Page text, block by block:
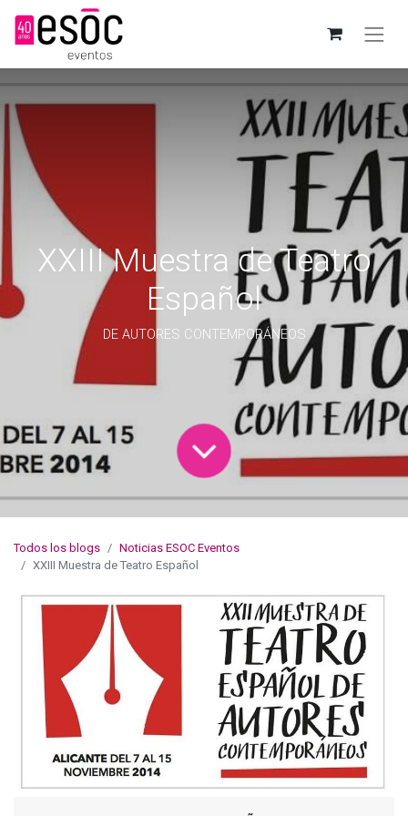
XXIII Muestra de Teatro
Español
DE AUTORES CONTEMPORÁNEOS
Todos los blogs
Noticias ESOC Eventos
XXIII Muestra de Teatro Español